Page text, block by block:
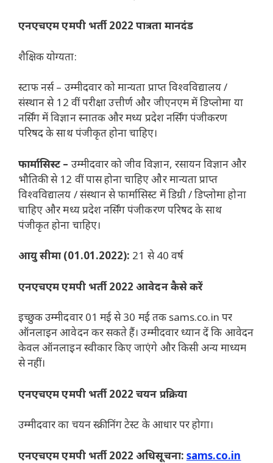
एनएचएम एमपी भर्ती 2022 पात्रता मानदंड
शैक्षिक योग्यता:
स्टाफ नर्स – उम्मीदवार को मान्यता प्राप्त विश्वविद्यालय /
संस्थान से 12 वीं परीक्षा उत्तीर्ण और जीएनएम में डिप्लोमा या
नर्सिंग में विज्ञान स्नातक और मध्य प्रदेश नर्सिंग पंजीकरण
परिषद के साथ पंजीकृत होना चाहिए।
फार्मासिस्ट – उम्मीदवार को जीव विज्ञान, रसायन विज्ञान और
भौतिकी से 12 वीं पास होना चाहिए और मान्यता प्राप्त
विश्वविद्यालय / संस्थान से फार्मासिस्ट में डिग्री / डिप्लोमा होना
चाहिए और मध्य प्रदेश नर्सिंग पंजीकरण परिषद के साथ
पंजीकृत होना चाहिए।
आयु सीमा (01.01.2022): 21 से 40 वर्ष
एनएचएम एमपी भर्ती 2022 आवेदन कैसे करें
इच्छुक उम्मीदवार 01 मई से 30 मई तक sams.co.in पर
ऑनलाइन आवेदन कर सकते हैं। उम्मीदवार ध्यान दें कि आवेदन
केवल ऑनलाइन स्वीकार किए जाएंगे और किसी अन्य माध्यम
से नहीं।
एनएचएम एमपी भर्ती 2022 चयन प्रक्रिया
उम्मीदवार का चयन स्क्रीनिंग टेस्ट के आधार पर होगा।
एनएचएम एमपी भर्ती 2022 अधिसूचना: sams.co.in